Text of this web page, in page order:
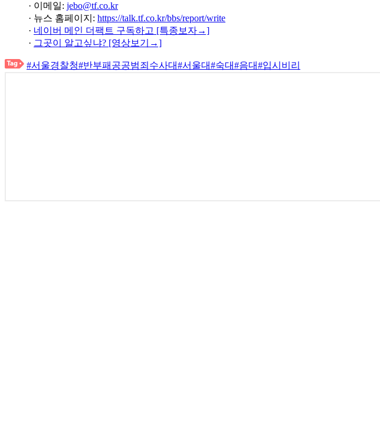
· 이메일: jebo@tf.co.kr
· 뉴스 홈페이지: https://talk.tf.co.kr/bbs/report/write
· 네이버 메인 더팩트 구독하고 [특종보자→]
· 그곳이 알고싶냐? [영상보기→]
#서울경찰청#반부패공공범죄수사대#서울대#숙대#음대#입시비리